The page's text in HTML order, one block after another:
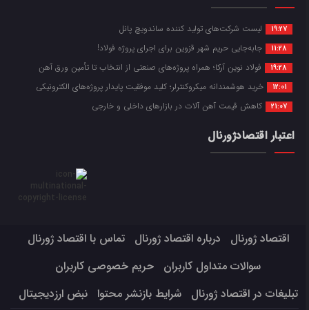
19:27 لیست شرکت‌های تولید کننده ساندویچ پانل
11:28 جابه‌جایی حریم شهر قزوین برای اجرای پروژه فولاد!
19:28 فولاد نوین آرکا؛ همراه پروژه‌های صنعتی از انتخاب تا تأمین ورق آهن
12:01 خرید هوشمندانه میکروکنترلر؛ کلید موفقیت پایدار پروژه‌های الکترونیکی
21:07 کاهش قیمت آهن آلات در بازارهای داخلی و خارجی
اعتبار اقتصادژورنال
اقتصاد ژورنال درباره اقتصاد ژورنال
تماس با اقتصاد ژورنال
سوالات متداول کاربران
حریم خصوصی کاربران
تبلیغات در اقتصاد ژورنال
شرایط بازنشر محتوا نبض ارزدیجیتال